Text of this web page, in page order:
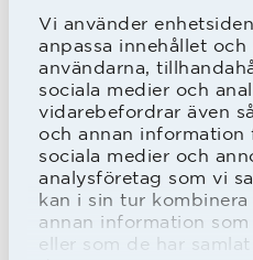
Vi använder
anpassa innehållet
användarna,
sociala medier och
vidarebefordrar även
och annan
sociala medier och
analysföretag som vi
kan i sin tur
annan information
eller som de har
SM-guld : 24 (1944,
1953, 1965, 1967,